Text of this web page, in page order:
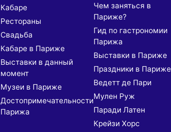
Кабаре
Рестораны
Свадьба
Кабаре в Париже
Выставки в данный
момент
Музеи в Париже
Достопримечательности
Парижа
Чем заняться в
Париже?
Гид по гастрономии
Парижа
Выставки в Париже
Праздники в Париже
Ведетт де Пари
Мулен Руж
Паради Латен
Крейзи Хорс